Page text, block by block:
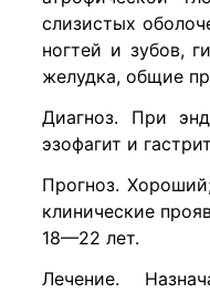
слизистых
ногтей и зубов,
желудка, общие
Диагноз. При
эзофагит и
Прогноз.
клинические
18—22 лет.
Лечение.